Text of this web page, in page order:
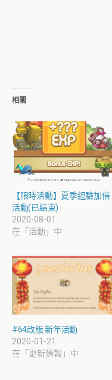
相關
【限時活動】夏季經驗加倍
活動(已結束)
2020-08-01
在「活動」中
#64改版 新年活動
2020-01-21
在「更新情報」中